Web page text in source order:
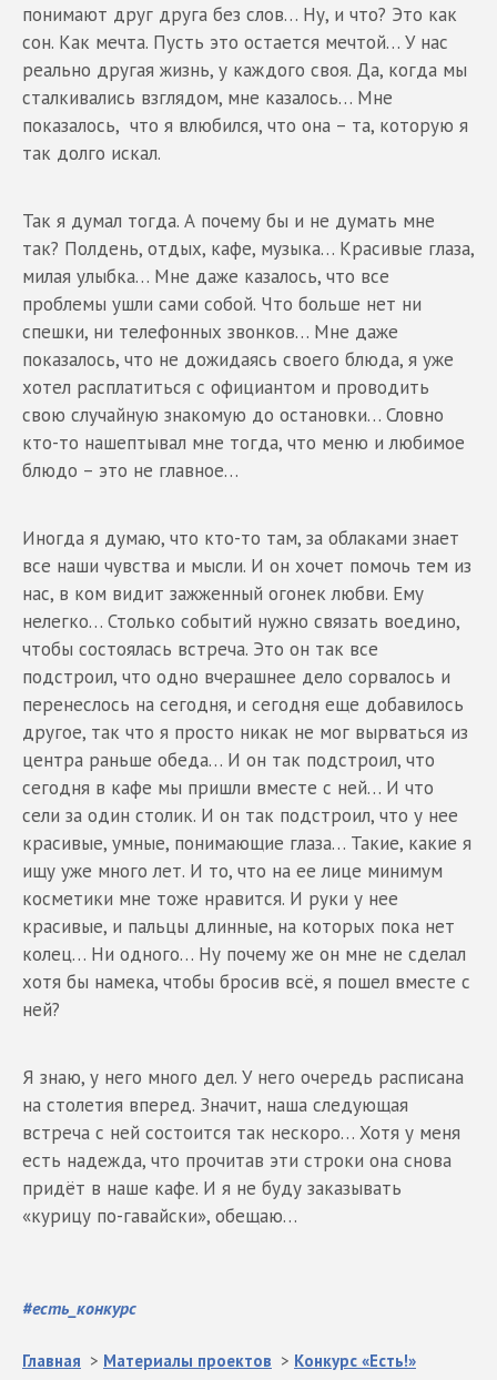
понимают друг друга без слов… Ну, и что? Это как
сон. Как мечта. Пусть это остается мечтой… У нас
реально другая жизнь, у каждого своя. Да, когда мы
сталкивались взглядом, мне казалось… Мне
показалось, что я влюбился, что она – та, которую я
так долго искал.
Так я думал тогда. А почему бы и не думать мне
так? Полдень, отдых, кафе, музыка… Красивые глаза,
милая улыбка… Мне даже казалось, что все
проблемы ушли сами собой. Что больше нет ни
спешки, ни телефонных звонков… Мне даже
показалось, что не дожидаясь своего блюда, я уже
хотел расплатиться с официантом и проводить
свою случайную знакомую до остановки… Словно
кто-то нашептывал мне тогда, что меню и любимое
блюдо – это не главное…
Иногда я думаю, что кто-то там, за облаками знает
все наши чувства и мысли. И он хочет помочь тем из
нас, в ком видит зажженный огонек любви. Ему
нелегко… Столько событий нужно связать воедино,
чтобы состоялась встреча. Это он так все
подстроил, что одно вчерашнее дело сорвалось и
перенеслось на сегодня, и сегодня еще добавилось
другое, так что я просто никак не мог вырваться из
центра раньше обеда… И он так подстроил, что
сегодня в кафе мы пришли вместе с ней… И что
сели за один столик. И он так подстроил, что у нее
красивые, умные, понимающие глаза… Такие, какие я
ищу уже много лет. И то, что на ее лице минимум
косметики мне тоже нравится. И руки у нее
красивые, и пальцы длинные, на которых пока нет
колец… Ни одного… Ну почему же он мне не сделал
хотя бы намека, чтобы бросив всё, я пошел вместе с
ней?
Я знаю, у него много дел. У него очередь расписана
на столетия вперед. Значит, наша следующая
встреча с ней состоится так нескоро… Хотя у меня
есть надежда, что прочитав эти строки она снова
придёт в наше кафе. И я не буду заказывать
«курицу по-гавайски», обещаю…
#есть_конкурс
Главная > Материалы проектов > Конкурс «Есть!»